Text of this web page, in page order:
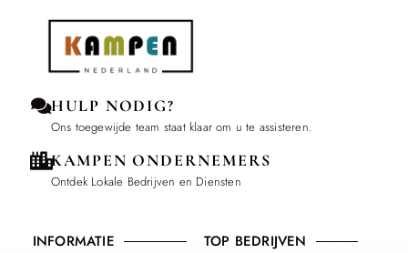
HULP NODIG?
Ons toegewijde team staat klaar om u te assisteren.
KAMPEN ONDERNEMERS
Ontdek Lokale Bedrijven en Diensten
INFORMATIE TOP BEDRIJVEN